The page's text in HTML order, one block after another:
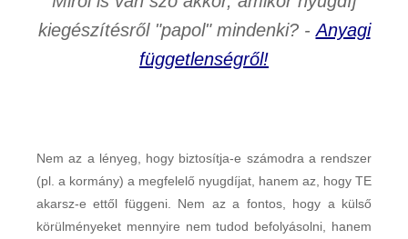
kiegészítésről "papol" mindenki? -Anyagi
függetlenségről!
Nem az a lényeg, hogy biztosítja-e számodra a rendszer
(pl. a kormány) a megfelelő nyugdíjat, hanem az, hogy TE
akarsz-e ettől függeni. Nem az a fontos, hogy a külső
körülményeket mennyire nem tudod befolyásolni, hanem